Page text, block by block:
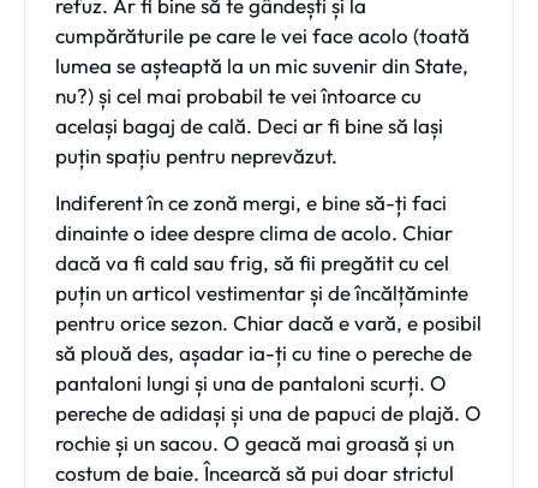
refuz. Ar fi bine să te gândești și la
cumpărăturile pe care le vei face acolo (toată
lumea se așteaptă la un mic suvenir din State,
nu?) și cel mai probabil te vei întoarce cu
același bagaj de cală. Deci ar fi bine să lași
puțin spațiu pentru neprevăzut.
Indiferent în ce zonă mergi, e bine să-ți faci
dinainte o idee despre clima de acolo. Chiar
dacă va fi cald sau frig, să fii pregătit cu cel
puțin un articol vestimentar și de încălțăminte
pentru orice sezon. Chiar dacă e vară, e posibil
să plouă des, așadar ia-ți cu tine o pereche de
pantaloni lungi și una de pantaloni scurți. O
pereche de adidași și una de papuci de plajă. O
rochie și un sacou. O geacă mai groasă și un
costum de baie. Încearcă să pui doar strictul